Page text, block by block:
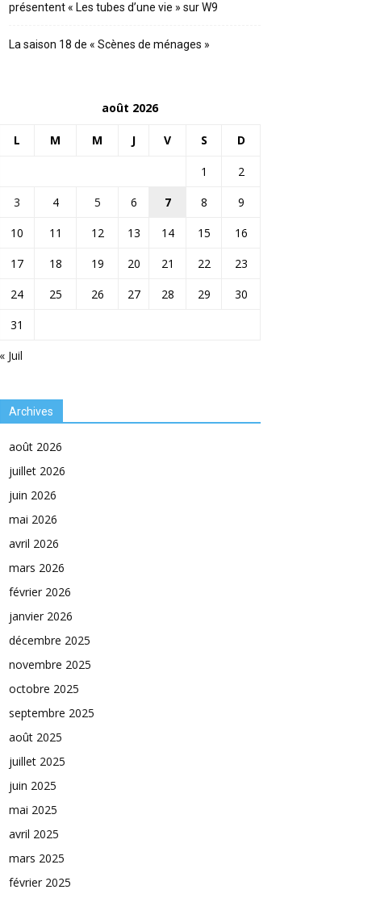
présentent « Les tubes d’une vie » sur W9
La saison 18 de « Scènes de ménages »
août 2026
L M M J V S D
« Juil
1
2
3
4 5 6 7 8
9
10
11 12 13 14 15
16
17
18 19 20 21 22
23
24
25 26 27 28 29
30
31
Archives
août 2026
juillet 2026
juin 2026
mai 2026
avril 2026
mars 2026
février 2026
janvier 2026
décembre 2025
novembre 2025
octobre 2025
septembre 2025
août 2025
juillet 2025
juin 2025
mai 2025
avril 2025
mars 2025
février 2025